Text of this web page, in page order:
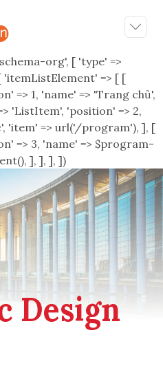
org', [ 'type' =>
'itemListElement' => [ [
=> 1, 'name' => 'Trang chủ',
'ListItem', 'position' => 2,
'item' => url('/program'), ], [
=> 3, 'name' => $program-
], ], ], ])
Design